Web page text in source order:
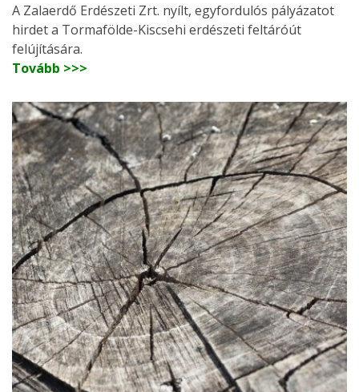
A Zalaerdő Erdészeti Zrt. nyílt, egyfordulós pályázatot
hirdet a Tormafölde-Kiscsehi erdészeti feltáróút
felújítására.
Tovább >>>